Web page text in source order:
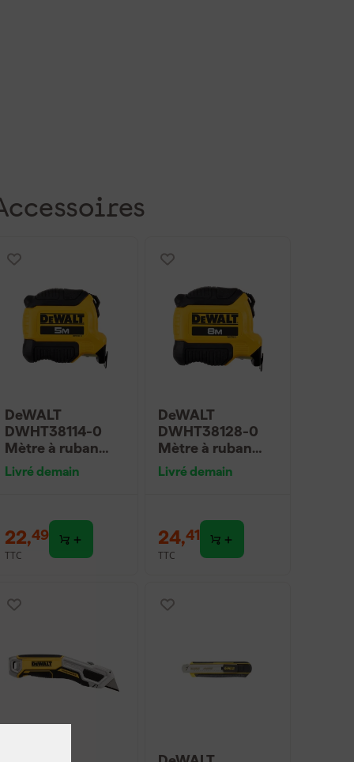
DeWALT
DWHT38114-0
Mètre à ruban
COMPACT - 5 m x
28 mm
Livré demain
22,49
TTC
DeWALT
DWHT38128-0
Mètre à ruban
COMPACT - 8 m x
28 mm
Livré demain
24,41
TTC